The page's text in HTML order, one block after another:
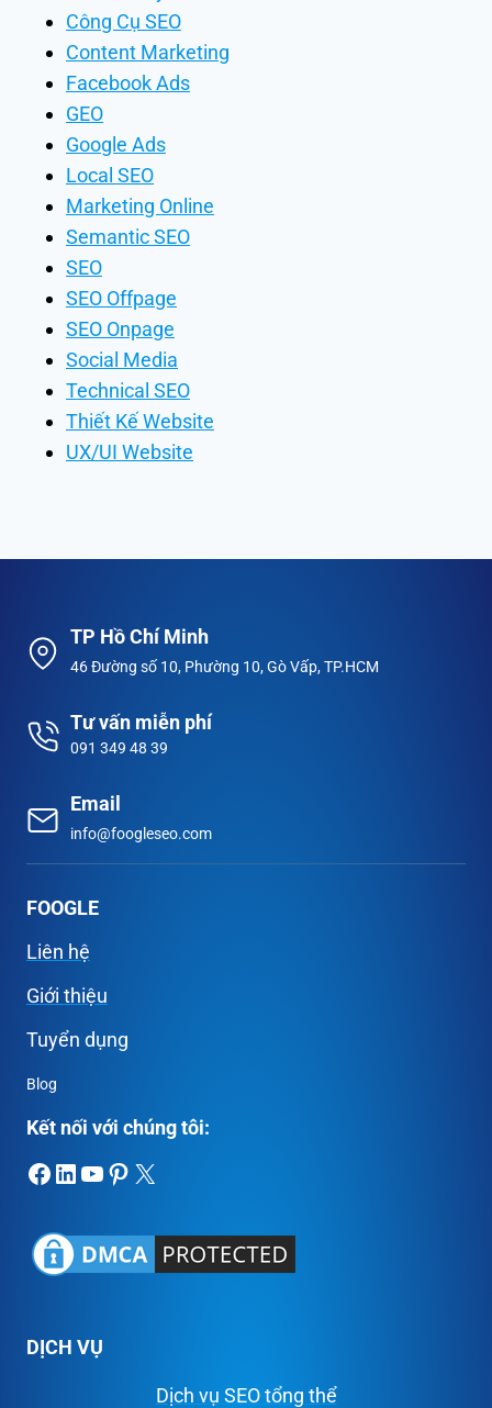
Công Cụ SEO
Content Marketing
Facebook Ads
GEO
Google Ads
Local SEO
Marketing Online
Semantic SEO
SEO
SEO Offpage
SEO Onpage
Social Media
Technical SEO
Thiết Kế Website
UX/UI Website
TP Hồ Chí Minh
46 Đường số 10, Phường 10, Gò Vấp, TP.HCM
Tư vấn miễn phí
091 349 48 39
Email
info@foogleseo.com
FOOGLE
Liên hệ
Giới thiệu
Tuyển dụng
Blog
Kết nối với chúng tôi:
Facebook
LinkedIn
Youtube
Pinterest
X
DỊCH VỤ
Dịch vụ SEO tổng thể